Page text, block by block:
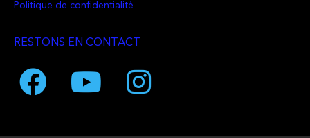
Politique de confidentialité
RESTONS EN CONTACT